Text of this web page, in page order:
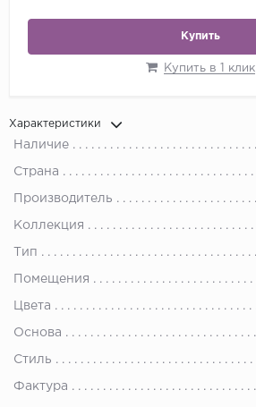
Купить
Купить в 1 клик
Характеристики
Наличие
Страна
Производитель
Коллекция
Тип
Помещения
Цвета
Основа
Стиль
Фактура